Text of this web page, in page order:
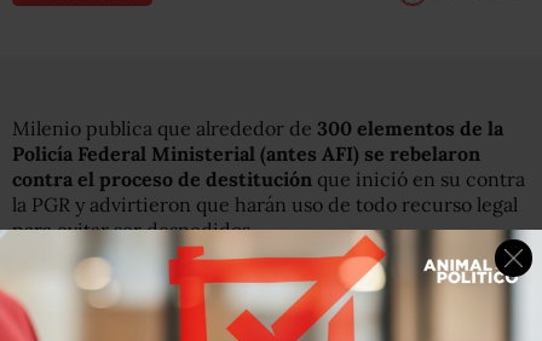
Milenio publica que alrededor de 300 elementos de la
Policía Federal Ministerial (antes AFI) se rebelaron
contra el proceso de destitución que inició en su contra
la PGR y advirtieron que harán uso de todo recurso legal
para evitar ser despedidos.
Los elementos afectadosprotestaron en la Cámara de
Diputados y en el edificio principal de la PGR